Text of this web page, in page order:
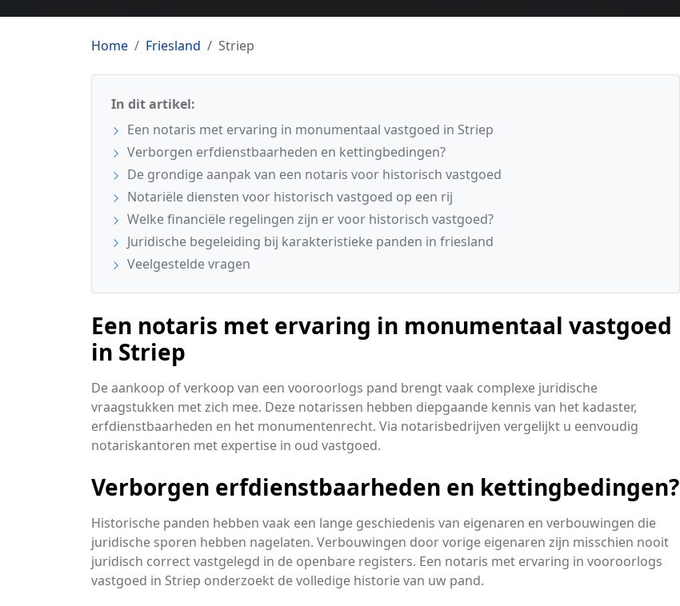
Home Friesland Striep
In dit artikel:
Een notaris met ervaring in monumentaal vastgoed in Striep
Verborgen erfdienstbaarheden en kettingbedingen?
De grondige aanpak van een notaris voor historisch vastgoed
Notariële diensten voor historisch vastgoed op een rij
Welke financiële regelingen zijn er voor historisch vastgoed?
Juridische begeleiding bij karakteristieke panden in friesland
Veelgestelde vragen
Een notaris met ervaring in monumentaal vastgoed
in Striep
De aankoop of verkoop van een vooroorlogs pand brengt vaak complexe juridische
vraagstukken met zich mee. Deze notarissen hebben diepgaande kennis van het kadaster,
erfdienstbaarheden en het monumentenrecht. Via notarisbedrijven vergelijkt u eenvoudig
notariskantoren met expertise in oud vastgoed.
Verborgen erfdienstbaarheden en kettingbedingen?
Historische panden hebben vaak een lange geschiedenis van eigenaren en verbouwingen die
juridische sporen hebben nagelaten. Verbouwingen door vorige eigenaren zijn misschien nooit
juridisch correct vastgelegd in de openbare registers. Een notaris met ervaring in vooroorlogs
vastgoed in Striep onderzoekt de volledige historie van uw pand.